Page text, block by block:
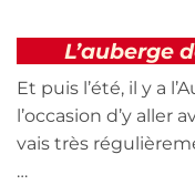
L’auberge
Et puis l’été, il y a
l’occasion d’y aller
vais très
…